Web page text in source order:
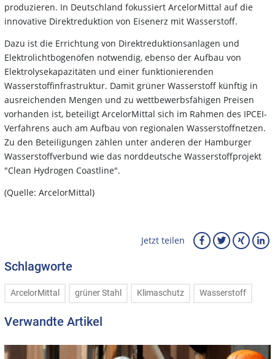
produzieren. In Deutschland fokussiert ArcelorMittal auf die
innovative Direktreduktion von Eisenerz mit Wasserstoff.
Dazu ist die Errichtung von Direktreduktionsanlagen und
Elektrolichtbogenöfen notwendig, ebenso der Aufbau von
Elektrolysekapazitäten und einer funktionierenden
Wasserstoffinfrastruktur. Damit grüner Wasserstoff künftig in
ausreichenden Mengen und zu wettbewerbsfähigen Preisen
vorhanden ist, beteiligt ArcelorMittal sich im Rahmen des IPCEI-
Verfahrens auch am Aufbau von regionalen Wasserstoffnetzen.
Zu den Beteiligungen zählen unter anderen der Hamburger
Wasserstoffverbund wie das norddeutsche Wasserstoffprojekt
"Clean Hydrogen Coastline".
(Quelle: ArcelorMittal)
Jetzt teilen
Schlagworte
ArcelorMittal grüner Stahl Klimaschutz Wasserstoff
Verwandte Artikel